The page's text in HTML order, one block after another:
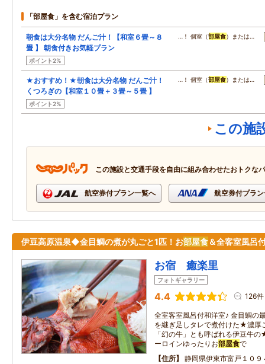
「部屋食」を含む宿泊プラン
朝食は大分名物 だんご汁！【和室６畳～８
畳 】 朝食付きお気軽プラン
ポイント2%
…！ 個室（部屋食）または…
★おすすめ！★朝食は大分名物 だんご汁！
くつろぎの【和室１０畳＋３畳～５畳 】
ポイント2%
…！ 個室（部屋食）または…
この施
この施設と交通手段を自由に組み合わせたおトクな
航空券付プラン一覧へ 航空券付プラ
伊豆高原温泉◆金目鯛の煮が丸ごと1匹！お部屋食＆全客室風呂
お宿 癒楽里
フォトギャラリー
4.4 126件
全室客室風呂付和洋室♪ 金目鯛の
を継ぎ足しタレで煮付けた★濃厚
「幻の牛」とも呼ばれる伊豆牛
ーロインゆったりお部屋食で
住所
静岡県伊東市富戸１０９